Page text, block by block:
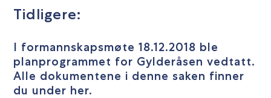
Tidligere:
I formannskapsmøte 18.12.2018 ble
planprogrammet for Gylderåsen vedtatt.
Alle dokumentene i denne saken finner
du under her.